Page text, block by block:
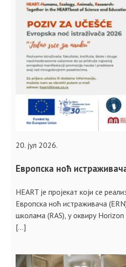
20. јул 2026.
Европска ноћ
HEART је пројекат који се
Европска ноћ истраживача
школама (RAS), у оквиру Horizon
[…]